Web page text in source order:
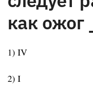
как ожог
1) IV
2) I